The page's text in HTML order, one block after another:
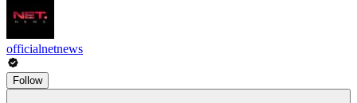
officialnetnews
Follow